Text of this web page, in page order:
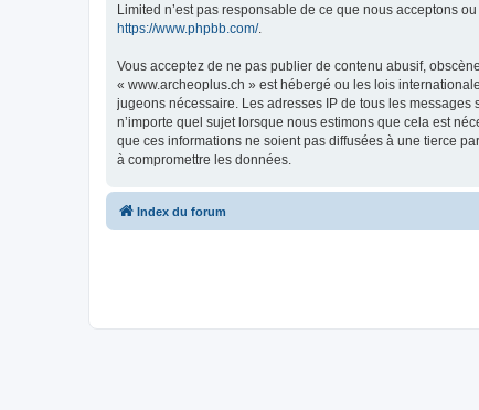
Limited n’est pas responsable de ce que nous acceptons
https://www.phpbb.com/.
Vous acceptez de ne pas publier de contenu abusif,
« www.archeoplus.ch » est hébergé ou les lois
jugeons nécessaire. Les adresses IP de tous les
n’importe quel sujet lorsque nous estimons que cela est
que ces informations ne soient pas diffusées à une tierce
à compromettre les données.
Index du forum